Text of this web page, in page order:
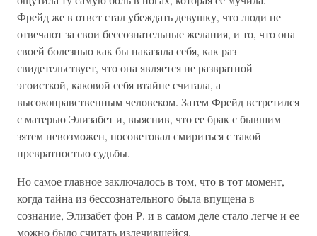
Фрейд же в ответ стал убеждать девушку, что люди не
отвечают за свои бессознательные желания, и то, что она
своей болезнью как бы наказала себя, как раз
свидетельствует, что она является не развратной
эгоисткой, каковой себя втайне считала, а
высоконравственным человеком. Затем Фрейд встретился
с матерью Элизабет и, выяснив, что ее брак с бывшим
зятем невозможен, посоветовал смириться с такой
превратностью судьбы.
Но самое главное заключалось в том, что в тот момент,
когда тайна из бессознательного была впущена в
сознание, Элизабет фон Р. и в самом деле стало легче и ее
можно было считать излечившейся.